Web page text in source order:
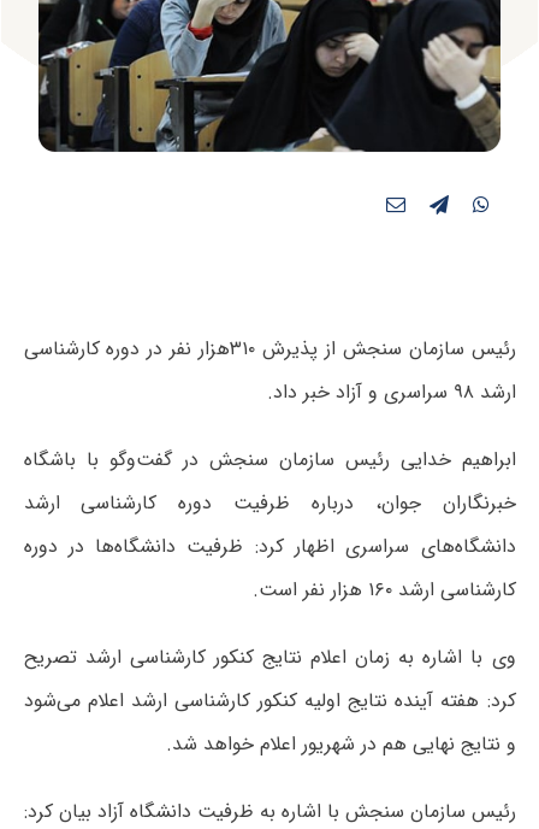
رئیس سازمان سنجش از پذیرش ۳۱۰هزار نفر در دوره کارشناسی
ارشد ۹۸ سراسری و آزاد خبر داد.
ابراهیم خدایی رئیس سازمان سنجش در گفت‌وگو با باشگاه
خبرنگاران جوان، درباره ظرفیت دوره کارشناسی ارشد
دانشگاه‌های سراسری اظهار کرد: ظرفیت دانشگاه‌ها در دوره
کارشناسی ارشد ۱۶۰ هزار نفر است.
وی با اشاره به زمان اعلام نتایج کنکور کارشناسی ارشد تصریح
کرد: هفته آینده نتایج اولیه کنکور کارشناسی ارشد اعلام می‌شود
و نتایج نهایی هم در شهریور اعلام خواهد شد.
رئیس سازمان سنجش با اشاره به ظرفیت دانشگاه آزاد بیان کرد: